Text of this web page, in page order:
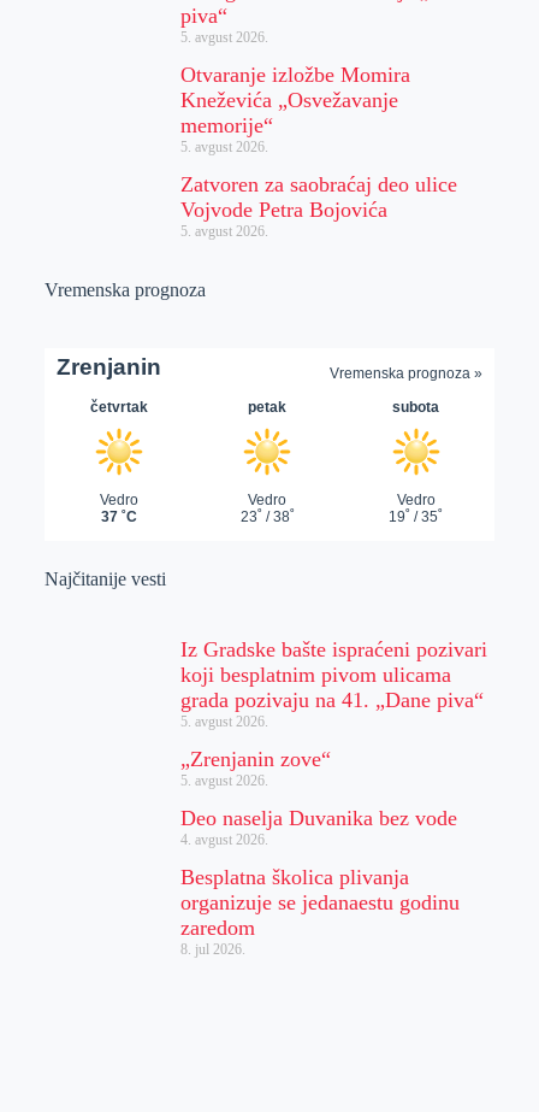
piva“
5. avgust 2026.
Otvaranje izložbe Momira
Kneževića „Osvežavanje
memorije“
5. avgust 2026.
Zatvoren za saobraćaj deo ulice
Vojvode Petra Bojovića
5. avgust 2026.
Vremenska prognoza
Najčitanije vesti
Iz Gradske bašte ispraćeni pozivari
koji besplatnim pivom ulicama
grada pozivaju na 41. „Dane piva“
5. avgust 2026.
„Zrenjanin zove“
5. avgust 2026.
Deo naselja Duvanika bez vode
4. avgust 2026.
Besplatna školica plivanja
organizuje se jedanaestu godinu
zaredom
8. jul 2026.